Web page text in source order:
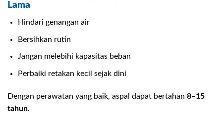
Lama
Hindari genangan air
Bersihkan rutin
Jangan melebihi kapasitas beban
Perbaiki retakan kecil sejak dini
Dengan perawatan yang baik, aspal dapat bertahan 8–15
tahun.